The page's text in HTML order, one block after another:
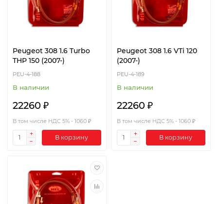
Peugeot 308 1.6 Turbo
THP 150 (2007-)
PEU-4-188
В наличии
22260 ₽
В том числе НДС 5% - 1060 ₽
В корзину
Peugeot 308 1.6 VTi 120
(2007-)
PEU-4-189
В наличии
22260 ₽
В том числе НДС 5% - 1060 ₽
В корзину